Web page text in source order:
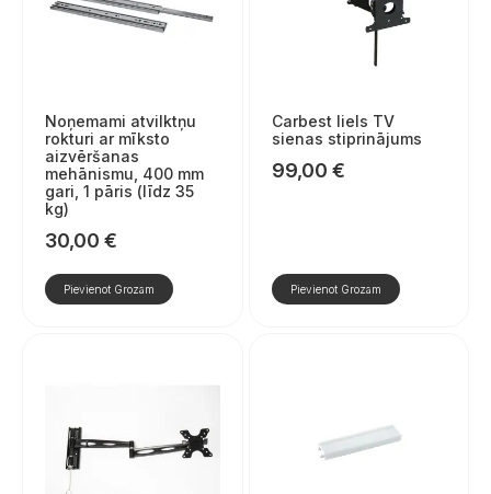
Noņemami atvilktņu
rokturi ar mīksto
aizvēršanas
mehānismu, 400 mm
gari, 1 pāris (līdz 35
kg)
30,00 €
Pievienot Grozam
Carbest liels TV
sienas stiprinājums
99,00 €
Pievienot Grozam